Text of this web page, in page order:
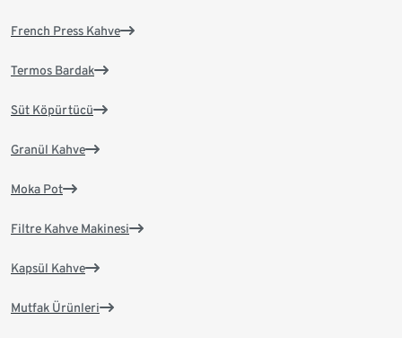
French Press Kahve
Termos Bardak
Süt Köpürtücü
Granül Kahve
Moka Pot
Filtre Kahve Makinesi
Kapsül Kahve
Mutfak Ürünleri